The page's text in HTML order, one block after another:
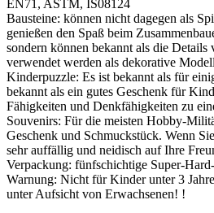
EN71, ASTM, IS08124
Bausteine: können nicht dagegen als
genießen den Spaß beim
sondern können bekannt als die Details
verwendet werden als dekorative
Kinderpuzzle: Es ist bekannt als für
bekannt als ein gutes Geschenk für
Fähigkeiten und Denkfähigkeiten zu
Souvenirs: Für die meisten Hobby-
Geschenk und Schmuckstück. Wenn
sehr auffällig und neidisch auf Ihre
Verpackung: fünfschichtige Super-
Warnung: Nicht für Kinder unter 3
unter Aufsicht von Erwachsenen! !